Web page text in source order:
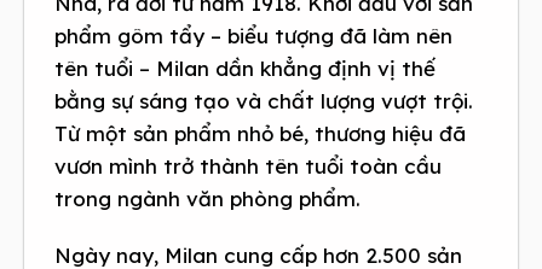
phẩm gôm tẩy – biểu tượng đã làm nên
tên tuổi – Milan dần khẳng định vị thế
bằng sự sáng tạo và chất lượng vượt trội.
Từ một sản phẩm nhỏ bé, thương hiệu đã
vươn mình trở thành tên tuổi toàn cầu
trong ngành văn phòng phẩm.
Ngày nay, Milan cung cấp hơn 2.500 sản